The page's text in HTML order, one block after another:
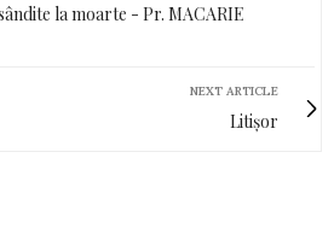
la moarte - Pr. MACARIE
NEXT ARTICLE
Litișor